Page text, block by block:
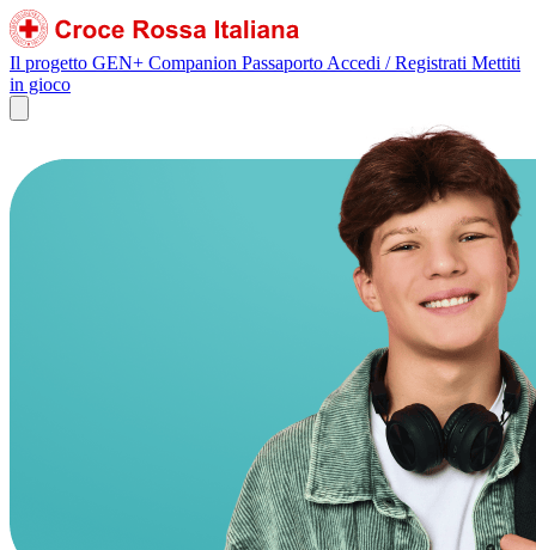
Il progetto GEN+ Companion Passaporto Accedi / Registrati Mettiti
in gioco